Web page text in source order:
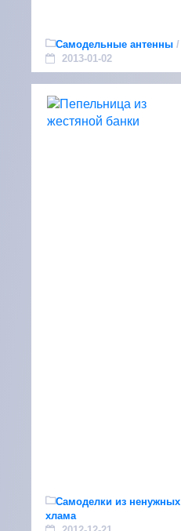
Самодельные антенны /
2013-01-02
Самоделки из
хлама